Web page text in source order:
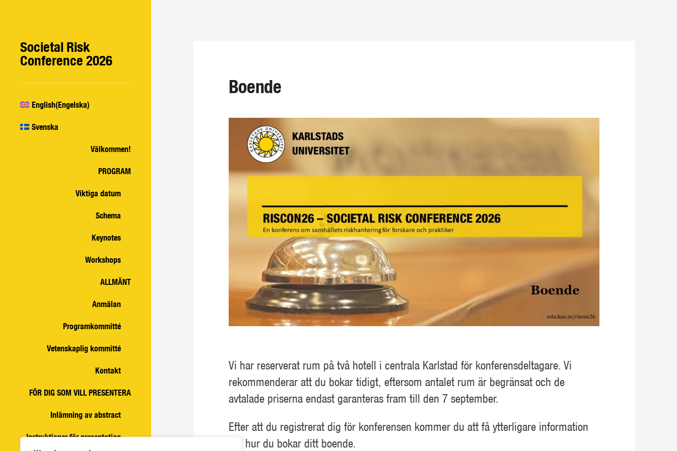
Societal Risk
Conference 2026
English(Engelska)
Svenska
Välkommen!
PROGRAM
Viktiga datum
Schema
Keynotes
Workshops
ALLMÄNT
Anmälan
Programkommitté
Vetenskaplig kommitté
Kontakt
FÖR DIG SOM VILL PRESENTERA
Inlämning av abstract
Instruktioner för presentation
Boende
Vi har reserverat rum på två hotell i centrala Karlstad för konferensdeltagare. Vi
rekommenderar att du bokar tidigt, eftersom antalet rum är begränsat och de
avtalade priserna endast garanteras fram till den 7 september.
Efter att du registrerat dig för konferensen kommer du att få ytterligare information
om hur du bokar ditt boende.